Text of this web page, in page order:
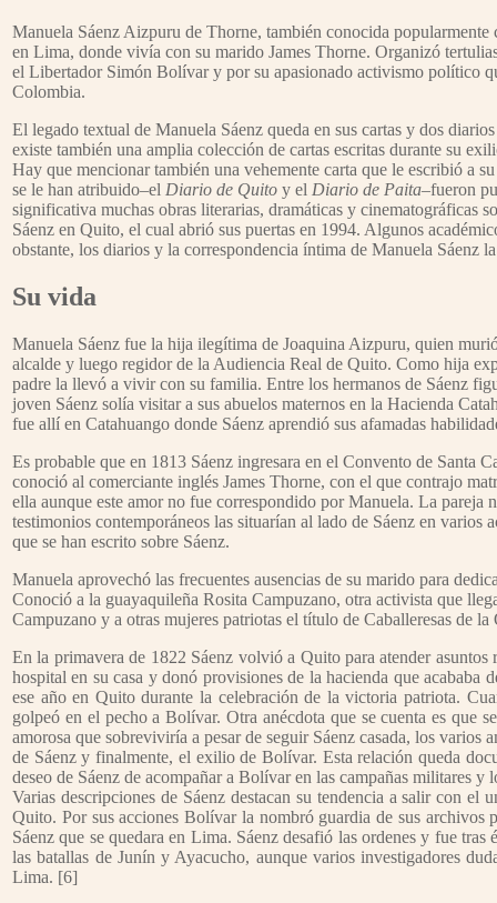
Manuela Sáenz Aizpuru de Thorne, también conocida
en Lima, donde vivía con su marido James Thorne. Organizó
el Libertador Simón Bolívar y por su apasionado activismo político
Colombia.
El legado textual de Manuela Sáenz queda en sus cartas y dos
existe también una amplia colección de cartas escritas durante su
Hay que mencionar también una vehemente carta que le escribió a
se le han atribuido–el Diario de Quito y el Diario de Paita–fueron
significativa muchas obras literarias, dramáticas y cinematográficas
Sáenz en Quito, el cual abrió sus puertas en 1994. Algunos
obstante, los diarios y la correspondencia íntima de Manuela Sáenz
Su vida
Manuela Sáenz fue la hija ilegítima de Joaquina Aizpuru, quien
alcalde y luego regidor de la Audiencia Real de Quito. Como hija
padre la llevó a vivir con su familia. Entre los hermanos de Sáenz
joven Sáenz solía visitar a sus abuelos maternos en la Hacienda
fue allí en Catahuango donde Sáenz aprendió sus afamadas
Es probable que en 1813 Sáenz ingresara en el Convento de Santa
conoció al comerciante inglés James Thorne, con el que contrajo
ella aunque este amor no fue correspondido por Manuela. La pareja
testimonios contemporáneos las situarían al lado de Sáenz en
que se han escrito sobre Sáenz.
Manuela aprovechó las frecuentes ausencias de su marido para
Conoció a la guayaquileña Rosita Campuzano, otra activista que
Campuzano y a otras mujeres patriotas el título de Caballeresas de
En la primavera de 1822 Sáenz volvió a Quito para atender
hospital en su casa y donó provisiones de la hacienda que
ese año en Quito durante la celebración de la victoria patriota.
golpeó en el pecho a Bolívar. Otra anécdota que se cuenta es que
amorosa que sobreviviría a pesar de seguir Sáenz casada, los
de Sáenz y finalmente, el exilio de Bolívar. Esta relación queda
deseo de Sáenz de acompañar a Bolívar en las campañas militares
Varias descripciones de Sáenz destacan su tendencia a salir con
Quito. Por sus acciones Bolívar la nombró guardia de sus
Sáenz que se quedara en Lima. Sáenz desafió las ordenes y fue
las batallas de Junín y Ayacucho, aunque varios investigadores
Lima. [6]